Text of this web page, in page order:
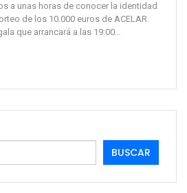
a unas horas de conocer la identidad
de los 10.000 euros de ACELAR.
que arrancará a las 19:00…
BUSCAR